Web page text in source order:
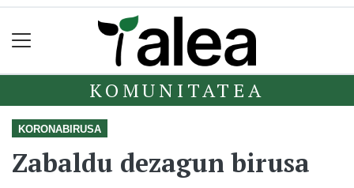
KOMUNITATEA
KORONABIRUSA
Zabaldu dezagun birusa